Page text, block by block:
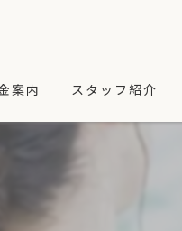
案内
ンドフィール整体コース
スタッフ紹介